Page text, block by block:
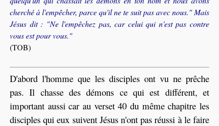
cherché à l'empêcher, parce qu'il ne te suit pas avec nous." Mais
Jésus dit : "Ne l'empêchez pas, car celui qui n'est pas contre
vous est pour vous."
(TOB)
D'abord l'homme que les disciples ont vu ne prêche
pas. Il chasse des démons ce qui est différent, et
important aussi car au verset 40 du même chapitre les
disciples qui eux suivent Jésus n'ont pas réussi à le faire